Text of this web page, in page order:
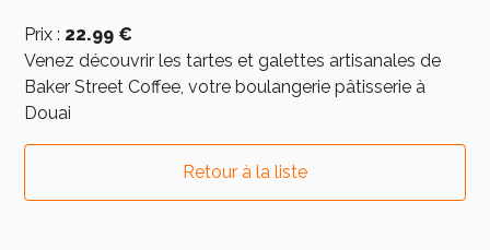
Prix : 22.99 €
Venez découvrir les tartes et galettes artisanales de
Baker Street Coffee, votre boulangerie pâtisserie à
Douai
Retour à la liste